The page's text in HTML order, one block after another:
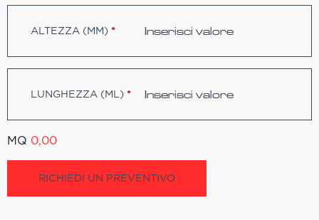
ALTEZZA (MM) *
LUNGHEZZA (ML) *
MQ 0,00
RICHIEDI UN PREVENTIVO